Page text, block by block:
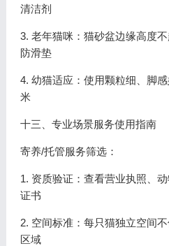
清洁剂
3. 老年猫咪：猫砂盆边缘高度
防滑垫
4. 幼猫适应：使用颗粒细、脚
米
十三、专业场景服务使用指南
寄养/托管服务筛选：
1. 资质验证：查看营业执照、
证书
2. 空间标准：每只猫独立空间
区域